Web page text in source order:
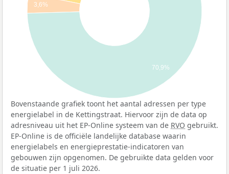
3,6%
70,9%
Bovenstaande grafiek toont het aantal adressen per type
energielabel in de Kettingstraat. Hiervoor zijn de data op
adresniveau uit het EP-Online systeem van de RVO gebruikt.
EP-Online is de officiële landelijke database waarin
energielabels en energieprestatie-indicatoren van
gebouwen zijn opgenomen. De gebruikte data gelden voor
de situatie per 1 juli 2026.